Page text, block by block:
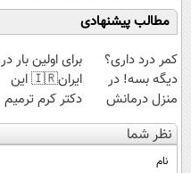
تخفیف)
مطالب پیشنهادی
کمر درد داری؟
دیگه بسه! در
منزل درمانش
کن
(◀پرسش‌نامه)
برای اولین بار در
ایران🇮🇷 این
دکتر کرم ترمیم
کننده 23 روزه
ساخت!
نظر شما
نام